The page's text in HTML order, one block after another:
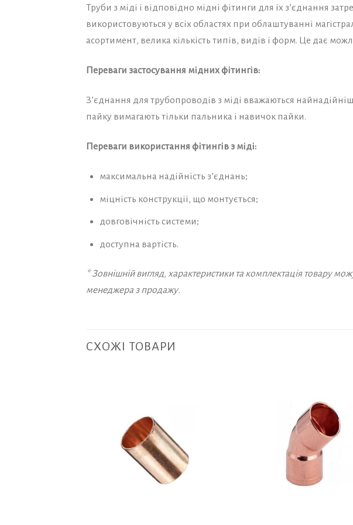
Труби з міді і відповідно мідні фітинги для їх з’єднання
використовуються у всіх областях при облаштуванні
асортимент, велика кількість типів, видів і форм. Це дає
Переваги застосування мідних фітингів:
З’єднання для трубопроводів з міді вважаються
пайку вимагають тільки пальника і навичок пайки.
Переваги використання фітингів з міді:
максимальна надійність з’єднань;
міцність конструкції, що монтується;
довговічність системи;
доступна вартість.
* Зовнішній вигляд, характеристики та комплектація товару
менеджера з продажу.
СХОЖІ ТОВАРИ